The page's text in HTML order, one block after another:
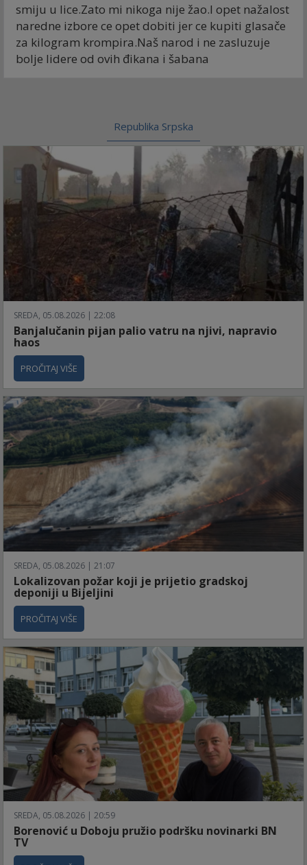
smiju u lice.Zato mi nikoga nije žao.I opet nažalost
naredne izbore ce opet dobiti jer ce kupiti glasače
za kilogram krompira.Naš narod i ne zasluzuje
bolje lidere od ovih đikana i šabana
Republika Srpska
SREDA, 05.08.2026 | 22:08
Banjalučanin pijan palio vatru na njivi, napravio
haos
PROČITAJ VIŠE
SREDA, 05.08.2026 | 21:07
Lokalizovan požar koji je prijetio gradskoj
deponiji u Bijeljini
PROČITAJ VIŠE
SREDA, 05.08.2026 | 20:59
Borenović u Doboju pružio podršku novinarki BN
TV